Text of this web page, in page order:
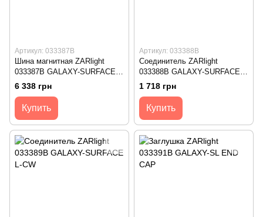
Артикул: 033387B
Шина магнитная ZARlight
033387B GALAXY-SURFACE
23 LOW
6 338 грн
Купить
Артикул: 033388B
Соединитель ZARlight
033388B GALAXY-SURFACE
L-CC
1 718 грн
Купить